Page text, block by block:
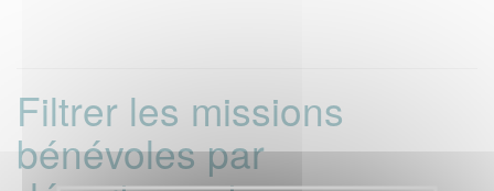
Filtrer les missions
bénévoles par